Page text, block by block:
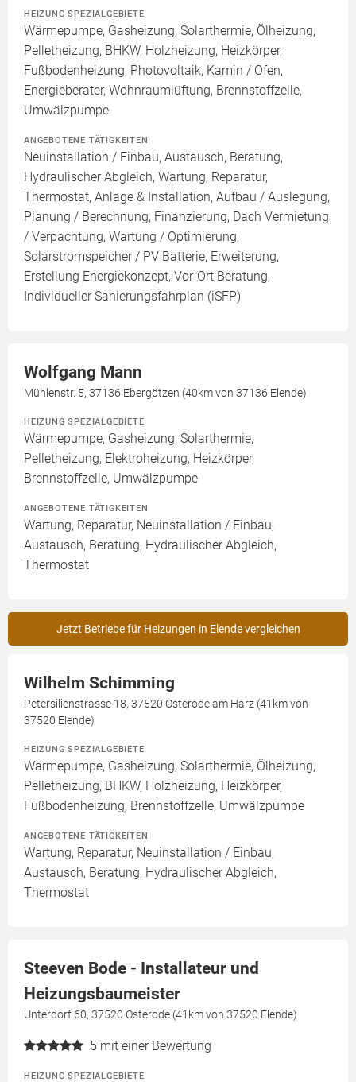
HEIZUNG SPEZIALGEBIETE
Wärmepumpe, Gasheizung, Solarthermie, Ölheizung,
Pelletheizung, BHKW, Holzheizung, Heizkörper,
Fußbodenheizung, Photovoltaik, Kamin / Ofen,
Energieberater, Wohnraumlüftung, Brennstoffzelle,
Umwälzpumpe
ANGEBOTENE TÄTIGKEITEN
Neuinstallation / Einbau, Austausch, Beratung,
Hydraulischer Abgleich, Wartung, Reparatur,
Thermostat, Anlage & Installation, Aufbau / Auslegung,
Planung / Berechnung, Finanzierung, Dach Vermietung
/ Verpachtung, Wartung / Optimierung,
Solarstromspeicher / PV Batterie, Erweiterung,
Erstellung Energiekonzept, Vor-Ort Beratung,
Individueller Sanierungsfahrplan (iSFP)
Wolfgang Mann
Mühlenstr. 5, 37136 Ebergötzen (40km von 37136 Elende)
HEIZUNG SPEZIALGEBIETE
Wärmepumpe, Gasheizung, Solarthermie,
Pelletheizung, Elektroheizung, Heizkörper,
Brennstoffzelle, Umwälzpumpe
ANGEBOTENE TÄTIGKEITEN
Wartung, Reparatur, Neuinstallation / Einbau,
Austausch, Beratung, Hydraulischer Abgleich,
Thermostat
Jetzt Betriebe für Heizungen in Elende vergleichen
Wilhelm Schimming
Petersilienstrasse 18, 37520 Osterode am Harz (41km von
37520 Elende)
HEIZUNG SPEZIALGEBIETE
Wärmepumpe, Gasheizung, Solarthermie, Ölheizung,
Pelletheizung, BHKW, Holzheizung, Heizkörper,
Fußbodenheizung, Brennstoffzelle, Umwälzpumpe
ANGEBOTENE TÄTIGKEITEN
Wartung, Reparatur, Neuinstallation / Einbau,
Austausch, Beratung, Hydraulischer Abgleich,
Thermostat
Steeven Bode - Installateur und
Heizungsbaumeister
Unterdorf 60, 37520 Osterode (41km von 37520 Elende)
5 mit einer Bewertung
HEIZUNG SPEZIALGEBIETE